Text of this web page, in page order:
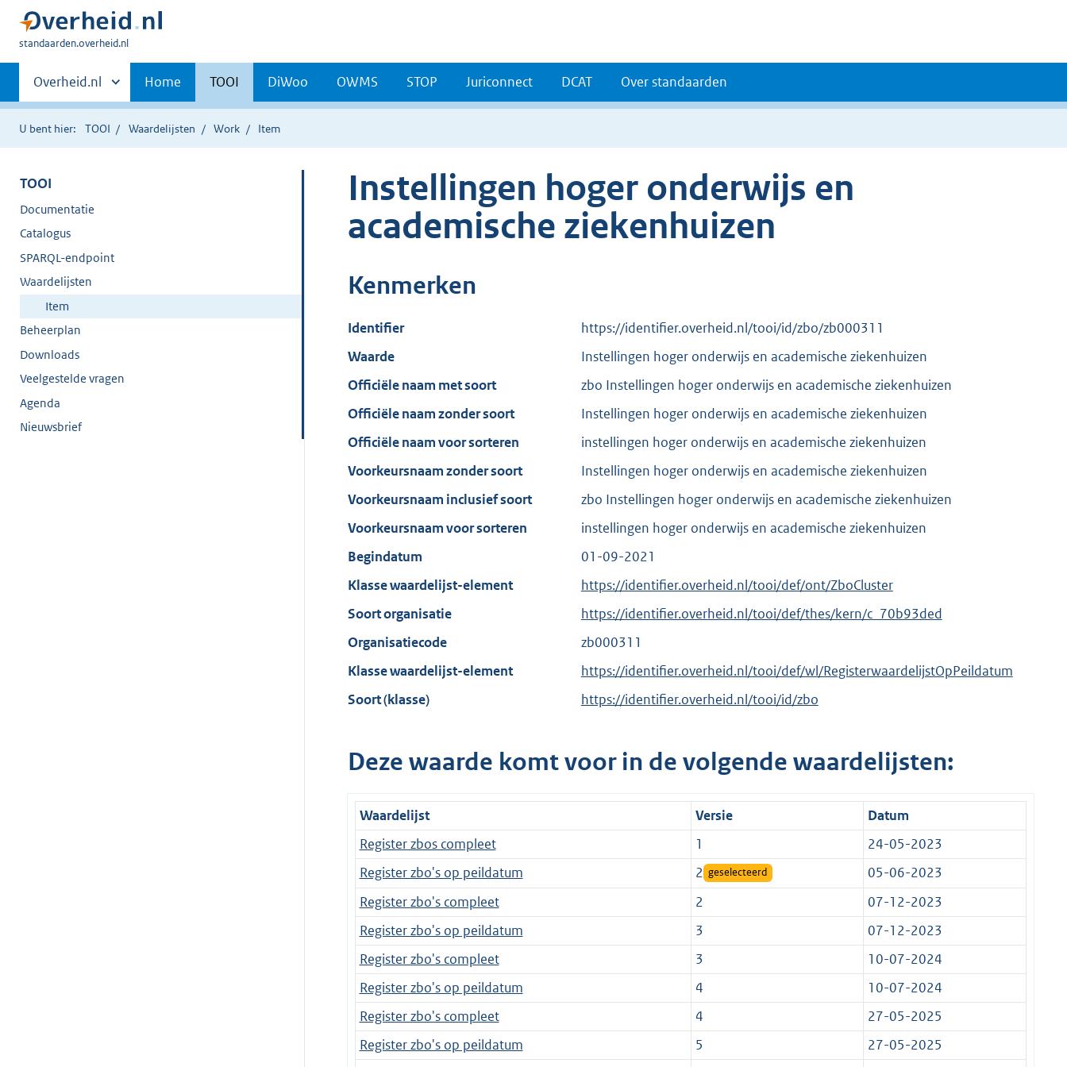
U
hier:
standaarden.overheid.nl
Primaire
navigatie
Andere
sites
binnen
Overheid.nl Home TOOI DiWoo OWMS STOP Juriconnect DCAT Over standaarden
U bent hier: TOOI Waardelijsten Work Item
TOOI
Documentatie
Catalogus
SPARQL-endpoint
Waardelijsten
Item
Beheerplan
Downloads
Veelgestelde vragen
Agenda
Nieuwsbrief
Instellingen hoger onderwijs en
academische ziekenhuizen
Kenmerken
Identifier
https://identifier.overheid.nl/tooi/id/zbo/zb000311
Waarde
Instellingen hoger onderwijs en academische ziekenhuizen
Officiële naam met soort
zbo Instellingen hoger onderwijs en academische ziekenhuizen
Officiële naam zonder soort
Instellingen hoger onderwijs en academische ziekenhuizen
Officiële naam voor sorteren
instellingen hoger onderwijs en academische ziekenhuizen
Voorkeursnaam zonder soort
Instellingen hoger onderwijs en academische ziekenhuizen
Voorkeursnaam inclusief soort
zbo Instellingen hoger onderwijs en academische ziekenhuizen
Voorkeursnaam voor sorteren
instellingen hoger onderwijs en academische ziekenhuizen
Begindatum
01-09-2021
Klasse waardelijst-element
https://identifier.overheid.nl/tooi/def/ont/ZboCluster
Soort organisatie
https://identifier.overheid.nl/tooi/def/thes/kern/c_70b93ded
Organisatiecode
zb000311
Klasse waardelijst-element
https://identifier.overheid.nl/tooi/def/wl/RegisterwaardelijstOpPeildatum
Soort (klasse)
https://identifier.overheid.nl/tooi/id/zbo
Deze waarde komt voor in de volgende waardelijsten:
Waardelijst Versie
Datum
Register zbos compleet
1
24-05-2023
Register zbo's op peildatum
2 geselecteerd
05-06-2023
Register zbo's compleet
2
07-12-2023
Register zbo's op peildatum
3
07-12-2023
Register zbo's compleet
3
10-07-2024
Register zbo's op peildatum
4
10-07-2024
Register zbo's compleet
4
27-05-2025
Register zbo's op peildatum
5
27-05-2025